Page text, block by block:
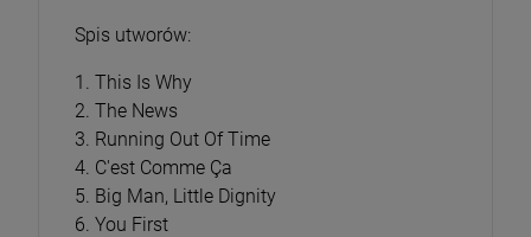
Spis utworów:
1. This Is Why
2. The News
3. Running Out Of Time
4. C'est Comme Ça
5. Big Man, Little Dignity
6. You First